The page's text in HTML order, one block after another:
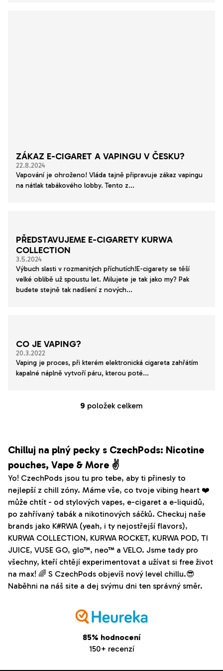
ZÁKAZ E-CIGARET A VAPINGU V ČESKU?
22.8.2024
Vapování je ohroženo! Vláda tajně připravuje zákaz vapingu
na nátlak tabákového lobby. Tento z...
PŘEDSTAVUJEME E-CIGARETY KURWA
COLLECTION
3.5.2024
Výbuch slasti v rozmanitých příchutích!E-cigarety se těší
velké oblibě už spoustu let. Milujete je tak jako my? Pak
budete stejně tak nadšení z nových...
CO JE VAPING?
20.3.2022
Vaping je proces, při kterém elektronická cigareta zahřátím
kapalné náplně vytvoří páru, kterou poté...
O
á
d
a
c
í
p
r
v
k
v
ý
p
s
u
9 položek celkem
Chilluj na plný pecky s CzechPods: Nicotine
pouches, Vape & More ✌️
Yo! CzechPods jsou tu pro tebe, aby ti přinesly to
nejlepší z chill zóny. Máme vše, co tvoje vibing heart ❤️
může chtít - od stylových vapes, e-cigaret a e-liquidů,
po zahřívaný tabák a nikotinových sáčků. Checkuj naše
brands jako K#RWA (yeah, i ty nejostřejší flavors),
KURWA COLLECTION, KURWA ROCKET, KURWA POD, TI
JUICE, VUSE GO, glo™, neo™ a VELO. Jsme tady pro
všechny, kteří chtějí experimentovat a užívat si free život
na max! 🌈 S CzechPods objevíš nový level chillu.😎
Naběhni na náš site a dej svýmu dni ten správný směr.
85% hodnocení
150+ recenzí